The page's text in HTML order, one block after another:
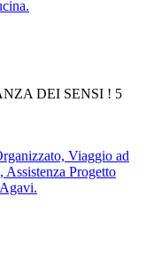
DEI SENSI ! 5